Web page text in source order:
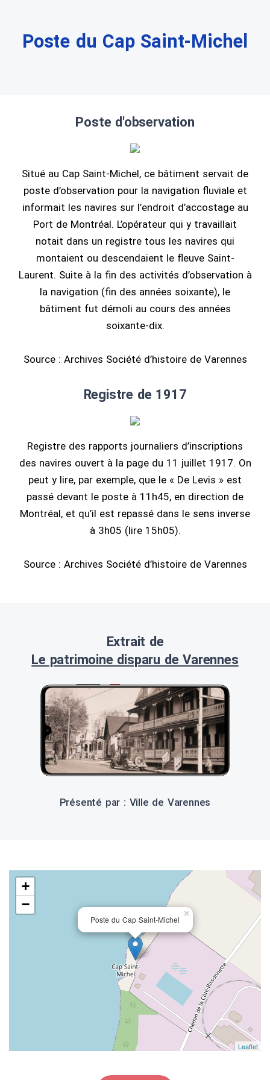
Poste du Cap Saint-Michel
Poste d'observation
Situé au Cap Saint-Michel, ce bâtiment servait de
poste d’observation pour la navigation fluviale et
informait les navires sur l’endroit d’accostage au
Port de Montréal. L’opérateur qui y travaillait
notait dans un registre tous les navires qui
montaient ou descendaient le fleuve Saint-
Laurent. Suite à la fin des activités d’observation à
la navigation (fin des années soixante), le
bâtiment fut démoli au cours des années
soixante-dix.
Source : Archives Société d’histoire de Varennes
Registre de 1917
Registre des rapports journaliers d’inscriptions
des navires ouvert à la page du 11 juillet 1917. On
peut y lire, par exemple, que le « De Levis » est
passé devant le poste à 11h45, en direction de
Montréal, et qu’il est repassé dans le sens inverse
à 3h05 (lire 15h05).
Source : Archives Société d’histoire de Varennes
Extrait de
Le patrimoine disparu de Varennes
Présenté par : Ville de Varennes
Poste du Cap Saint-Michel
×
+
−
Leaflet